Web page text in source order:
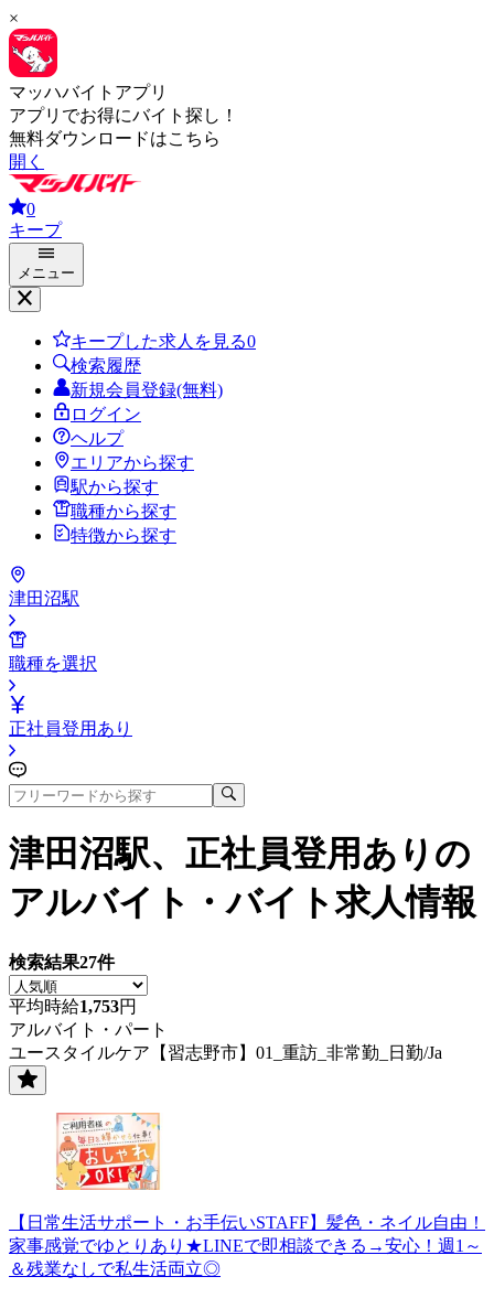
×
マッハバイトアプリ
アプリでお得にバイト探し！
無料ダウンロードはこちら
開く
0
キープ
メニュー
キープした求人を見る0
検索履歴
新規会員登録(無料)
ログイン
ヘルプ
エリアから探す
駅から探す
職種から探す
特徴から探す
津田沼駅
職種を選択
正社員登用あり
津田沼駅、正社員登用あり の
アルバイト・バイト求人情報
検索結果27件
平均時給1,753円
アルバイト・パート
ユースタイルケア【習志野市】01_重訪_非常勤_日勤/Ja
【日常生活サポート・お手伝いSTAFF】髪色・ネイル自由！
家事感覚でゆとりあり★LINEで即相談できる→安心！週1～
＆残業なしで私生活両立◎